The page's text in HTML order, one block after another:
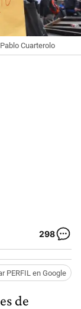
Cuarterolo
298
PERFIL en Google
de